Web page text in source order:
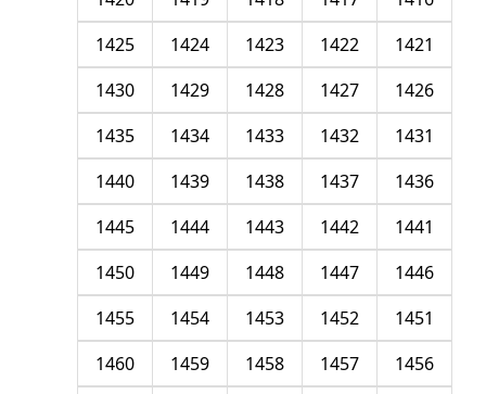
1421
1422
1423
1424
1425
1426
1427
1428
1429
1430
1431
1432
1433
1434
1435
1436
1437
1438
1439
1440
1441
1442
1443
1444
1445
1446
1447
1448
1449
1450
1451
1452
1453
1454
1455
1456
1457
1458
1459
1460